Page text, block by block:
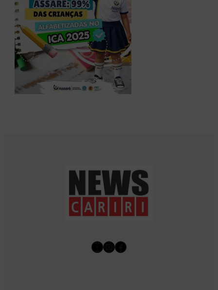
Youtube
Instagram
Facebook